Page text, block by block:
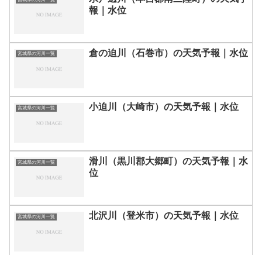
報｜水位
宮城県の河川一覧 倉の迫川（石巻市）の天気予報｜水位
宮城県の河川一覧 小迫川（大崎市）の天気予報｜水位
宮城県の河川一覧
滑川（黒川郡大郷町）の天気予報｜水
位
宮城県の河川一覧 北沢川（登米市）の天気予報｜水位